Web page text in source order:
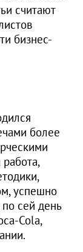
считают
бизнес-
более
успешно
сей день
Cola,